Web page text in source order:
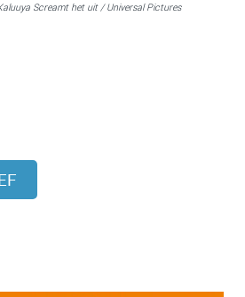
Screamt het uit / Universal Pictures